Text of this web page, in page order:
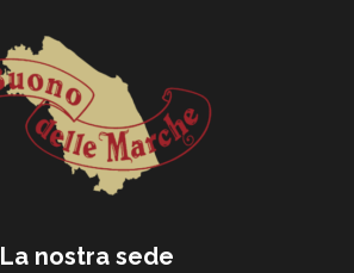
La nostra sede